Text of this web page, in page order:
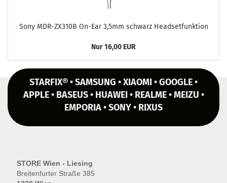
Sony MDR-​ZX310B On-​Ear 3,5mm schwarz Head­set­funk­ti­on
Nur 16,00 EUR
STARFIX® • SAMSUNG • XIAOMI • GOOGLE •
APPLE • BASEUS • HUAWEI • REALME • MEIZU •
EMPORIA • SONY • RIXUS
STORE Wien - Liesing
Breitenfurter Straße 385